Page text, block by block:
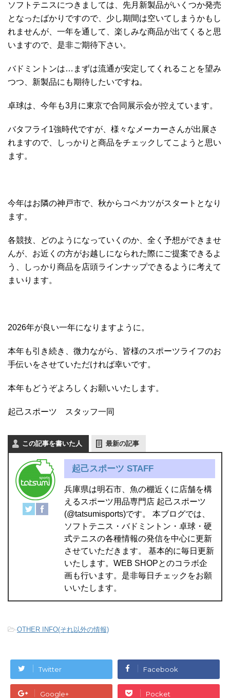
ソフトテニスにつきましては、先月新製品がいくつか発売
となったばかりですので、少し期間は空いてしまうかもし
れませんが、一年を通して、楽しみな商品が出てくると思
いますので、是非ご期待下さい。
バドミントンは…まずは流通が安定してくれることを望み
つつ、新製品にも期待したいですね。
卓球は、今年も3月に東京で合同展示会が控えています。
バタフライ1強時代ですが、様々なメーカーさんが出展さ
れますので、しっかりと商品をチェックしてこようと思い
ます。
今年はお隣の神戸市で、秋からコベカツがスタートとなり
ます。
各競技、どのようになっていくのか、全く予想ができませ
んが、お近くの方がお越しになられた際にご提案できるよ
う、しっかり商品を店頭ラインナップできるように考えて
まいります。
2026年が良い一年になりますように。
本年も引き続き、微力ながら、皆様のスポーツライフのお
手伝いをさせていただければ幸いです。
本年もどうぞよろしくお願いいたします。
起己スポーツ スタッフ一同
この記事を書いた人 最新の記事
起己スポーツ STAFF
兵庫県は明石市、魚の棚近くに店舗を構
えるスポーツ用品専門店 起己スポーツ
(@tatsumisports)です。 本ブログでは、
ソフトテニス・バドミントン・卓球・硬
式テニスの各種情報の発信を中心に更新
させていただきます。 基本的に毎日更新
いたします。WEB SHOPとのコラボ企
画も行います。是非毎日チェックをお願
いいたします。
-OTHER INFO(それ以外の情報)
Twitter Facebook
Google+ Pocket